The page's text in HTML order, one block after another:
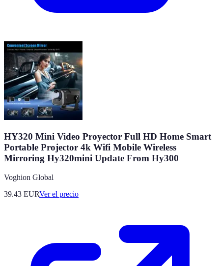
HY320 Mini Video Proyector Full HD Home Smart
Portable Projector 4k Wifi Mobile Wireless
Mirroring Hy320mini Update From Hy300
Voghion Global
39.43 EURVer el precio